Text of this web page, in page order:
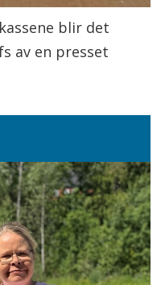
blir det
av en presset